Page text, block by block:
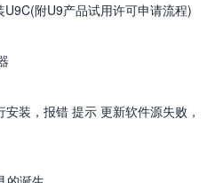
附U9产品试用许可申请流程)
装，报错 提示 更新软件源失败，